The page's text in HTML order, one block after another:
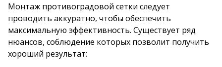
Монтаж противоградовой сетки следует
проводить аккуратно, чтобы обеспечить
максимальную эффективность. Существует ряд
нюансов, соблюдение которых позволит получить
хороший результат: